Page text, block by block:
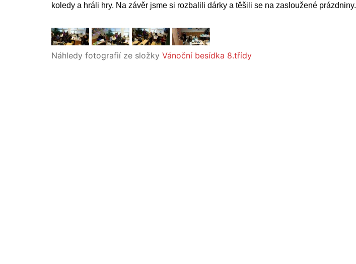
koledy a hráli hry. Na závěr jsme si rozbalili dárky a těšili se na zasloužené prázdniny.
Náhledy fotografií ze složky Vánoční besídka 8.třídy